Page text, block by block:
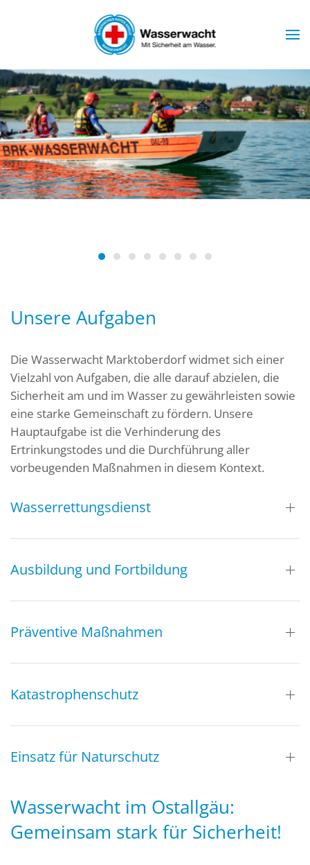
Skip to main content
Wasserwacht Marktoberdorf
Unsere Aufgaben
Die Wasserwacht Marktoberdorf widmet sich einer
Vielzahl von Aufgaben, die alle darauf abzielen, die
Sicherheit am und im Wasser zu gewährleisten sowie
eine starke Gemeinschaft zu fördern. Unsere
Hauptaufgabe ist die Verhinderung des
Ertrinkungstodes und die Durchführung aller
vorbeugenden Maßnahmen in diesem Kontext.
Wasserrettungsdienst
Ausbildung und Fortbildung
Präventive Maßnahmen
Katastrophenschutz
Einsatz für Naturschutz
Wasserwacht im Ostallgäu:
Gemeinsam stark für Sicherheit!